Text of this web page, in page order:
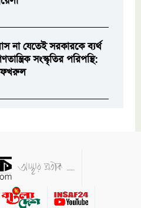
না যেতেই সরকারকে ব্যর্থ
সংস্কৃতির পরিপন্থি:
ফখরুল